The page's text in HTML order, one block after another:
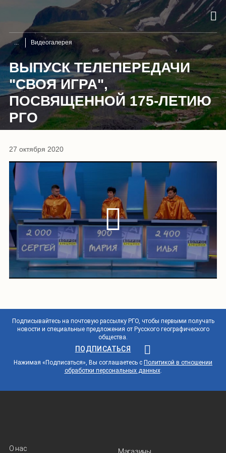
Видеогалерея
ВЫПУСК ТЕЛЕПЕРЕДАЧИ
"СВОЯ ИГРА",
ПОСВЯЩЕННОЙ 175-ЛЕТИЮ
РГО
27 октября 2020
Подписывайтесь на почтовую рассылку РГО, чтобы первыми получать
новости и специальные предложения от Русского географического
общества.
ПОДПИСАТЬСЯ
Нажимая «Подписаться», Вы соглашаетесь с Политикой в отношении
обработки персональных данных.
О нас